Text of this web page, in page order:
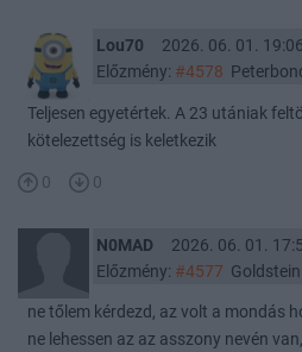
Lou70
2026. 06. 01. 19:06
Előzmény: #4578
Teljesen egyetértek. A 23 utániak
kötelezettség is keletkezik
0 0
N0MAD
2026. 06. 01.
Előzmény: #4577
ne tőlem kérdezd, az volt a mondás
ne lehessen az az asszony nevén